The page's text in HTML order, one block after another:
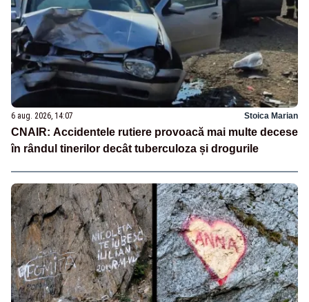
6 aug. 2026, 14:07 Stoica Marian
CNAIR: Accidentele rutiere provoacă mai multe decese
în rândul tinerilor decât tuberculoza și drogurile